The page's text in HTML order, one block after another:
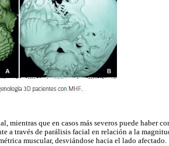
mientras que en casos más severos puede haber
a través de parálisis facial en relación a la
muscular, desviándose hacia el lado afectado.